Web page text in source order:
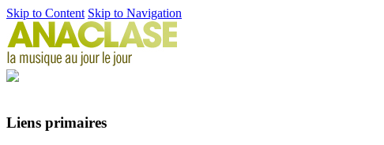
Skip to Content Skip to Navigation
Liens primaires